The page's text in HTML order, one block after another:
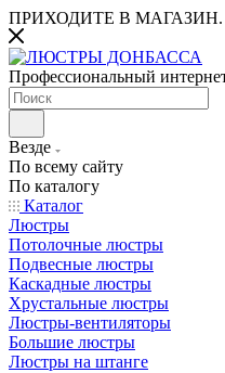
ПРИХОДИТЕ В МАГАЗИН.
Профессиональный
Везде
По всему сайту
По каталогу
Каталог
Люстры
Потолочные люстры
Подвесные люстры
Каскадные люстры
Хрустальные люстры
Люстры-вентиляторы
Большие люстры
Люстры на штанге